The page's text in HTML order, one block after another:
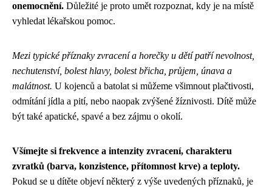
onemocnění. Důležité je proto umět rozpoznat, kdy je na místě
vyhledat lékařskou pomoc.
Mezi typické příznaky zvracení a horečky u dětí patří nevolnost,
nechutenství, bolest hlavy, bolest břicha, průjem, únava a
malátnost. U kojenců a batolat si můžeme všimnout plačtivosti,
odmítání jídla a pití, nebo naopak zvýšené žíznivosti. Dítě může
být také apatické, spavé a bez zájmu o okolí.
Všímejte si frekvence a intenzity zvracení, charakteru
zvratků (barva, konzistence, přítomnost krve) a teploty.
Pokud se u dítěte objeví některý z výše uvedených příznaků, je